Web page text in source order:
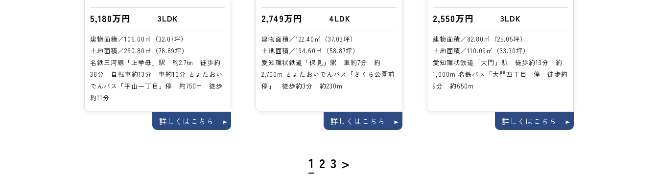
5,180万円 3LDK
建物面積／106.00㎡（32.07坪）
土地面積／260.80㎡（78.89坪）
名鉄三河線「上挙母」駅 約2.7㎞ 徒歩約
38分 自転車約13分 車約10分 とよたおい
でんバス「平山一丁目」停 約750m 徒歩
約11分
詳しくはこちら
2,749万円 4LDK
建物面積／122.40㎡（37.03坪）
土地面積／194.60㎡（58.87坪）
愛知環状鉄道「保見」駅 車約7分 約
2,700m とよたおいでんバス「さくら公園前
停」 徒歩約3分 約230m
詳しくはこちら
2,550万円 3LDK
建物面積／82.80㎡（25.05坪）
土地面積／110.09㎡（33.30坪）
愛知環状鉄道「大門」駅 徒歩約13分 約
1,000m 名鉄バス「大門四丁目」停 徒歩約
9分 約650m
詳しくはこちら
1 2 3 >